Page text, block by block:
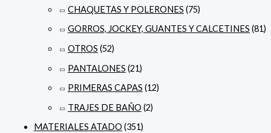
CHAQUETAS Y POLERONES (75)
GORROS, JOCKEY, GUANTES Y CALCETINES (81)
OTROS (52)
PANTALONES (21)
PRIMERAS CAPAS (12)
TRAJES DE BAÑO (2)
MATERIALES ATADO (351)